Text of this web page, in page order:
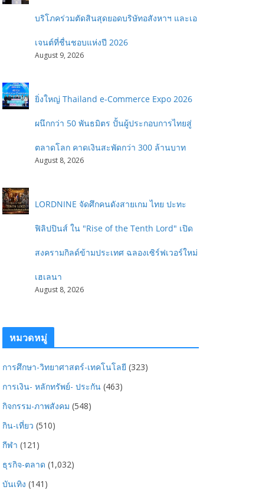
บริโภคร่วมตัดสินสุดยอดบริษัทอสังหาฯ และเอ
เจนต์ที่ชื่นชอบแห่งปี 2026
August 9, 2026
ยิ่งใหญ่ Thailand e-Commerce Expo 2026
ผนึกกว่า 50 พันธมิตร ปั้นผู้ประกอบการไทยสู่
ตลาดโลก คาดเงินสะพัดกว่า 300 ล้านบาท
August 8, 2026
LORDNINE จัดศึกคนดังสายเกม ไทย ปะทะ
ฟิลิปปินส์ ใน "Rise of the Tenth Lord" เปิด
สงครามกิลด์ข้ามประเทศ ฉลองเซิร์ฟเวอร์ใหม่
เฮเลนา
August 8, 2026
หมวดหมู่
การศึกษา-วิทยาศาสตร์-เทคโนโลยี (323)
การเงิน- หลักทรัพย์- ประกัน (463)
กิจกรรม-ภาพสังคม (548)
กิน-เที่ยว (510)
กีฬา (121)
ธุรกิจ-ตลาด (1,032)
บันเทิง (141)